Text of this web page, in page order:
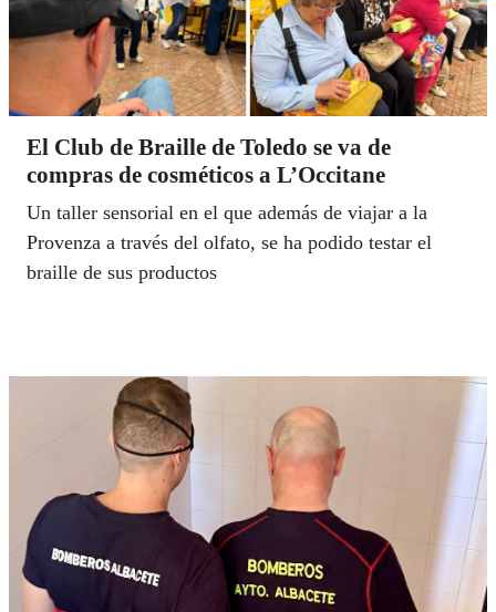
El Club de Braille de Toledo se va de
compras de cosméticos a L’Occitane
Un taller sensorial en el que además de viajar a la
Provenza a través del olfato, se ha podido testar el
braille de sus productos